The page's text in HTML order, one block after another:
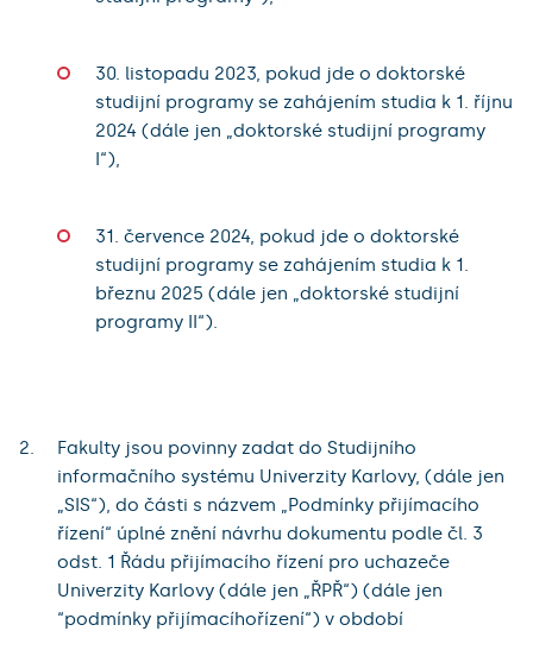
30. listopadu 2023, pokud jde o doktorské
studijní programy se zahájením studia k 1. říjnu
2024 (dále jen „doktorské studijní programy
I“),
31. července 2024, pokud jde o doktorské
studijní programy se zahájením studia k 1.
březnu 2025 (dále jen „doktorské studijní
programy II“).
Fakulty jsou povinny zadat do Studijního
informačního systému Univerzity Karlovy, (dále jen
„SIS“), do části s názvem „Podmínky přijímacího
řízení“ úplné znění návrhu dokumentu podle čl. 3
odst. 1 Řádu přijímacího řízení pro uchazeče
Univerzity Karlovy (dále jen „ŘPŘ“) (dále jen
“podmínky přijímacíhořízení“) v období